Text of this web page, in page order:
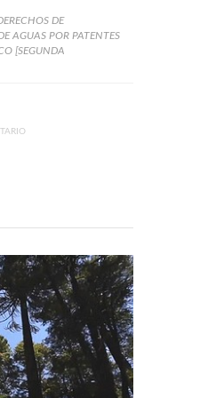
DE
AGUAS POR PATENTES
[SEGUNDA